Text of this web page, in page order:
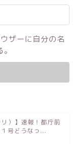
ザーに自分の名
リ）】速報！都庁前
号どうなっ...